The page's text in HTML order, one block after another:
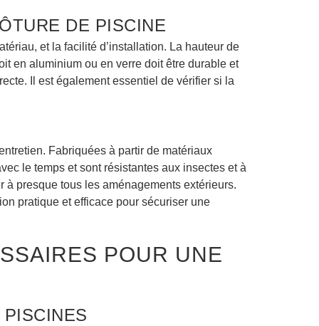
DE PISCINE
et la facilité d’installation. La hauteur de
en aluminium ou en verre doit être durable et
Il est également essentiel de vérifier si la
Fabriquées à partir de matériaux
le temps et sont résistantes aux insectes et à
presque tous les aménagements extérieurs.
pratique et efficace pour sécuriser une
POUR UNE